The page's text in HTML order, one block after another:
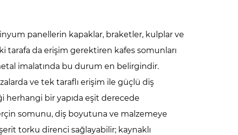
panellerin kapaklar, braketler, kulplar ve
tarafa da erişim gerektiren kafes somunları
imalatında bu durum en belirgindir.
ve tek taraflı erişim ile güçlü diş
herhangi bir yapıda eşit derecede
somunu, diş boyutuna ve malzemeye
torku direnci sağlayabilir; kaynaklı